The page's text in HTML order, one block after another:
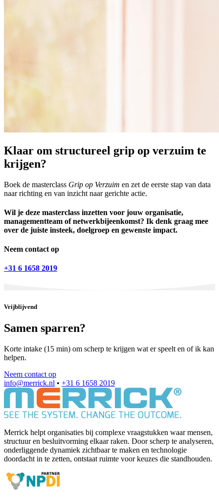
Klaar om structureel grip op verzuim te
krijgen?
Boek de masterclass Grip op Verzuim en zet de eerste stap van data
naar richting en van inzicht naar gerichte actie.
Wil je deze masterclass inzetten voor jouw organisatie,
managementteam of netwerkbijeenkomst? Ik denk graag mee
over de juiste insteek, doelgroep en gewenste impact.
Neem contact op
+31 6 1658 2019
Vrijblijvend
Samen sparren?
Korte intake (15 min) om scherp te krijgen wat er speelt en of ik kan
helpen.
Neem contact op
info@merrick.nl • +31 6 1658 2019
Merrick helpt organisaties bij complexe vraagstukken waar mensen,
structuur en besluitvorming elkaar raken. Door scherp te analyseren,
onderliggende dynamiek zichtbaar te maken en technologie
doordacht in te zetten, ontstaat ruimte voor keuzes die standhouden.